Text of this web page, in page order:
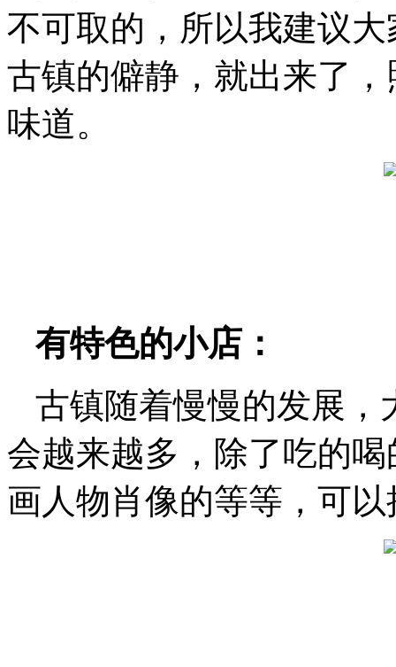
不可取的，所以我建议
古镇的僻静，就出来了
味道。
有特色的小店：
古镇随着慢慢的发展，
会越来越多，除了吃的
画人物肖像的等等，可